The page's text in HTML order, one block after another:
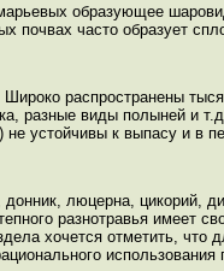
образующее
почвах часто образует
распространены
разные виды полыней и
устойчивы к выпасу и в
люцерна, цикорий,
разнотравья имеет
хочется отметить,